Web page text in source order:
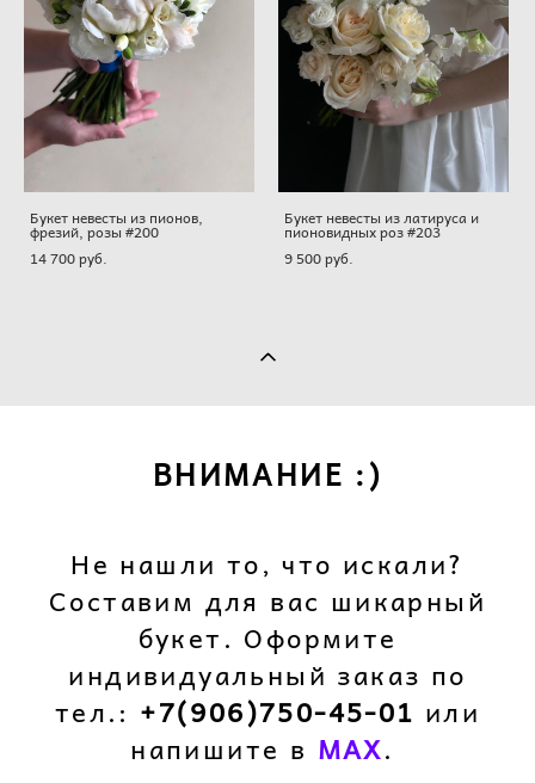
Букет невесты из пионов,
фрезий, розы #200
14 700 pуб.
Букет невесты из латируса и
пионовидных роз #203
9 500 pуб.
ВНИМАНИЕ :)
Не нашли то, что искали?
Составим для вас шикарный
букет. Оформите
индивидуальный заказ по
тел.: +7(906)750-45-01 или
напишите в MAX.